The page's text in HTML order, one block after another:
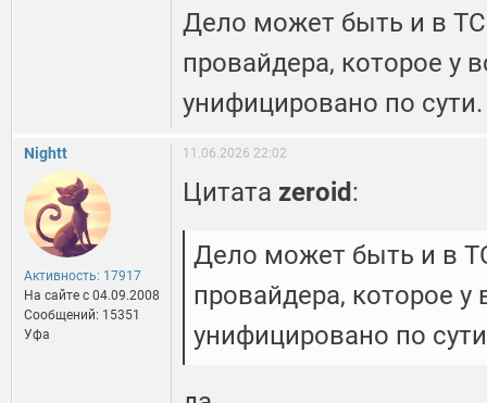
Дело может быть и в
провайдера, которое у
унифицировано по сути.
Nightt
Активность: 17917
На сайте c 04.09.2008
Сообщений: 15351
Уфа
11.06.2026 22:02
Цитата zeroid :
Дело может быть и в
провайдера, которое у
унифицировано по